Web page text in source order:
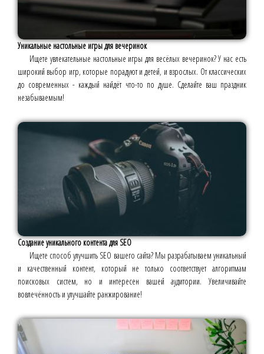
Уникальные настольные игры для вечеринок
Ищете увлекательные настольные игры для весёлых вечеринок? У нас есть
широкий выбор игр, которые порадуют и детей, и взрослых. От классических
до современных - каждый найдёт что-то по душе. Сделайте ваш праздник
незабываемым!
Создание уникального контента для SEO
Ищете способ улучшить SEO вашего сайта? Мы разрабатываем уникальный
и качественный контент, который не только соответствует алгоритмам
поисковых систем, но и интересен вашей аудитории. Увеличивайте
вовлечённость и улучшайте ранжирование!